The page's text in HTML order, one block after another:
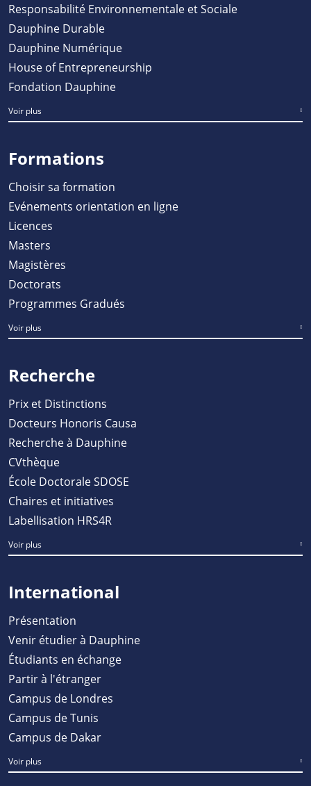
Responsabilité Environnementale et Sociale
Dauphine Durable
Dauphine Numérique
House of Entrepreneurship
Fondation Dauphine
Voir plus
Formations
Choisir sa formation
Evénements orientation en ligne
Licences
Masters
Magistères
Doctorats
Programmes Gradués
Voir plus
Recherche
Prix et Distinctions
Docteurs Honoris Causa
Recherche à Dauphine
CVthèque
École Doctorale SDOSE
Chaires et initiatives
Labellisation HRS4R
Voir plus
International
Présentation
Venir étudier à Dauphine
Étudiants en échange
Partir à l'étranger
Campus de Londres
Campus de Tunis
Campus de Dakar
Voir plus